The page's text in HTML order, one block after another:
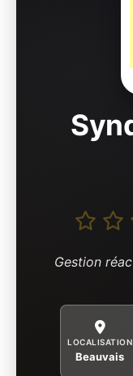
Gestion
LOCALISATION
Beauvais